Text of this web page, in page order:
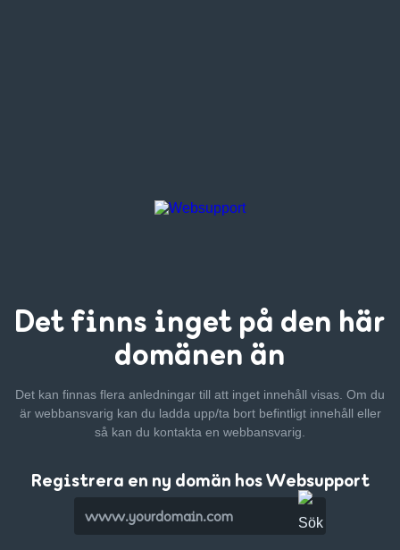
Det finns inget på den här
domänen än
Det kan finnas flera anledningar till att inget innehåll visas. Om du
är webbansvarig kan du ladda upp/ta bort befintligt innehåll eller
så kan du kontakta en webbansvarig.
Registrera en ny domän hos Websupport